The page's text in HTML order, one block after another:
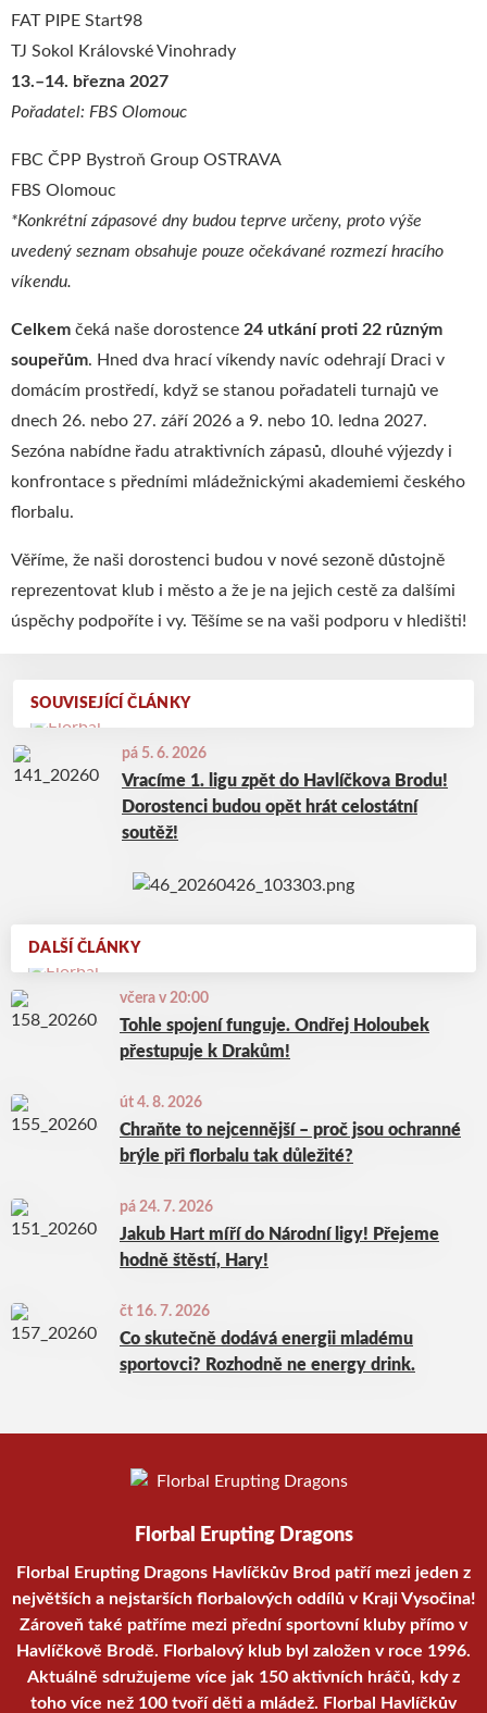
DALŠÍ ČLÁNKY
včera v 20:00
Tohle spojení funguje. Ondřej Holoubek
přestupuje k Drakům!
út 4. 8. 2026
Chraňte to nejcennější – proč jsou ochranné
brýle při florbalu tak důležité?
pá 24. 7. 2026
Jakub Hart míří do Národní ligy! Přejeme
hodně štěstí, Hary!
čt 16. 7. 2026
Co skutečně dodává energii mladému
sportovci? Rozhodně ne energy drink.
FAT PIPE Start98
TJ Sokol Královské Vinohrady
13.–14. března 2027
Pořadatel: FBS Olomouc
FBC ČPP Bystroň Group OSTRAVA
FBS Olomouc
*Konkrétní zápasové dny budou teprve určeny, proto výše
uvedený seznam obsahuje pouze očekávané rozmezí hracího
víkendu.
Celkem čeká naše dorostence 24 utkání proti 22 různým
soupeřům. Hned dva hrací víkendy navíc odehrají Draci v
domácím prostředí, když se stanou pořadateli turnajů ve
dnech 26. nebo 27. září 2026 a 9. nebo 10. ledna 2027.
Sezóna nabídne řadu atraktivních zápasů, dlouhé výjezdy i
konfrontace s předními mládežnickými akademiemi českého
florbalu.
Věříme, že naši dorostenci budou v nové sezoně důstojně
reprezentovat klub i město a že je na jejich cestě za dalšími
úspěchy podpoříte i vy. Těšíme se na vaši podporu v hledišti!
SOUVISEJÍCÍ ČLÁNKY
pá 5. 6. 2026
Vracíme 1. ligu zpět do Havlíčkova Brodu!
Dorostenci budou opět hrát celostátní
soutěž!
Florbal Erupting Dragons
Florbal Erupting Dragons Havlíčkův Brod patří mezi jeden z
největších a nejstarších florbalových oddílů v Kraji Vysočina!
Zároveň také patříme mezi přední sportovní kluby přímo v
Havlíčkově Brodě. Florbalový klub byl založen v roce 1996.
Aktuálně sdružujeme více jak 150 aktivních hráčů, kdy z
toho více než 100 tvoří děti a mládež. Florbal Havlíčkův